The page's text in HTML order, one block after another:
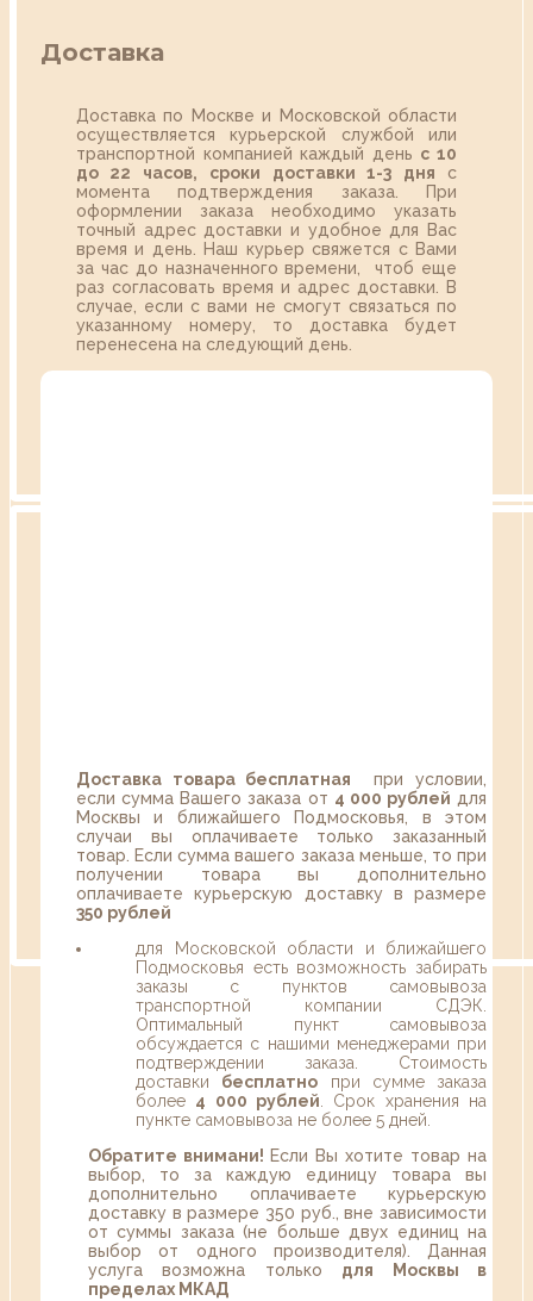
Доставка
Доставка по Москве и Московской области
осуществляется курьерской службой или
транспортной компанией каждый день с 10
до 22 часов,
сроки доставки 1-3 дня с
момента подтверждения заказа. При
оформлении заказа необходимо указать
точный адрес доставки и удобное для Вас
время и день. Наш курьер свяжется с Вами
за час до назначенного времени, чтоб еще
раз согласовать время и адрес доставки. В
случае, если с вами не смогут связаться по
указанному номеру, то доставка будет
перенесена на следующий день.
Доставка товара бесплатная при условии,
если сумма Вашего заказа от 4 000 рублей для
Москвы и ближайшего Подмосковья, в этом
случаи вы оплачиваете только заказанный
товар. Если сумма вашего заказа меньше, то при
получении товара вы дополнительно
оплачиваете курьерскую доставку в размере
350 рублей
для Московской области и ближайшего
Подмосковья есть возможность забирать
заказы с пунктов самовывоза
транспортной компании СДЭК.
Оптимальный пункт самовывоза
обсуждается с нашими менеджерами при
подтверждении заказа. Стоимость
доставки бесплатно при сумме заказа
более 4 000 рублей . Срок хранения на
пункте самовывоза не более 5 дней.
Обратите внимани! Если Вы хотите товар на
выбор, то за каждую единицу товара вы
дополнительно оплачиваете курьерскую
доставку в размере 350 руб., вне зависимости
от суммы заказа (не больше двух единиц на
выбор от одного производителя). Данная
услуга возможна только для Москвы в
пределах МКАД